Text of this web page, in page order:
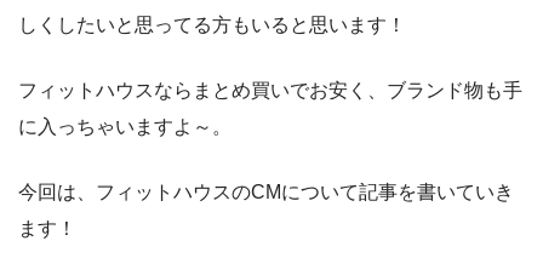
しくしたいと思ってる方もいると思います！
フィットハウスならまとめ買いでお安く、ブランド物も手
に入っちゃいますよ～。
今回は、フィットハウスのCMについて記事を書いていき
ます！